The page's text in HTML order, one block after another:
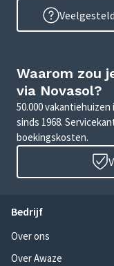
Waarom zou
via Novasol?
50.000
sinds 1968.
boekingskosten.
Bedrijf
Over ons
Over Awaze